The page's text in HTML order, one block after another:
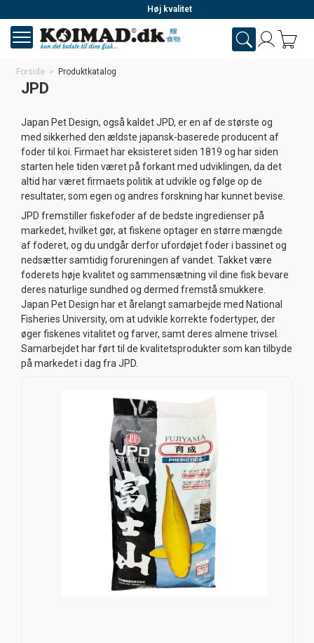
Høj kvalitet
Forside > Produktkatalog
JPD
Japan Pet Design, også kaldet JPD, er en af de største og
med sikkerhed den ældste japansk-baserede producent af
foder til koi. Firmaet har eksisteret siden 1819 og har siden
starten hele tiden været på forkant med udviklingen, da det
altid har været firmaets politik at udvikle og følge op de
resultater, som egen og andres forskning har kunnet bevise.
JPD fremstiller fiskefoder af de bedste ingredienser på
markedet, hvilket gør, at fiskene optager en større mængde
af foderet, og du undgår derfor ufordøjet foder i bassinet og
nedsætter samtidig forureningen af vandet. Takket være
foderets høje kvalitet og sammensætning vil dine fisk bevare
deres naturlige sundhed og dermed fremstå smukkere.
Japan Pet Design har et årelangt samarbejde med National
Fisheries University, om at udvikle korrekte fodertyper, der
øger fiskenes vitalitet og farver, samt deres almene trivsel.
Samarbejdet har ført til de kvalitetsprodukter som kan tilbyde
på markedet i dag fra JPD.